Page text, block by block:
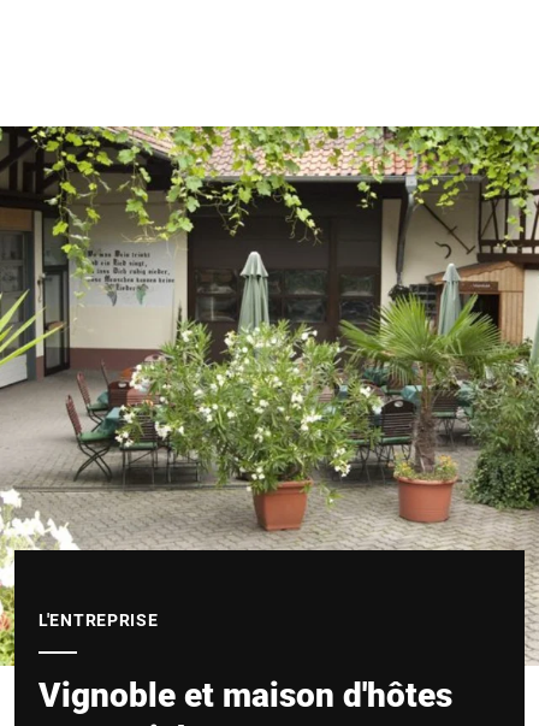
L'ENTREPRISE
Vignoble et maison d'hôtes